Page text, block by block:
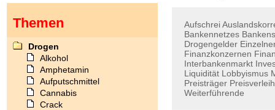
Aufschrei
Bankennetzes
Drogengelder
Finanzkonzernen
Interbankenmarkt
Liquidität Lobbyismus
Preisträger
Weiterführende
Themen
Drogen
Alkohol
Amphetamin
Aufputschmittel
Cannabis
Crack